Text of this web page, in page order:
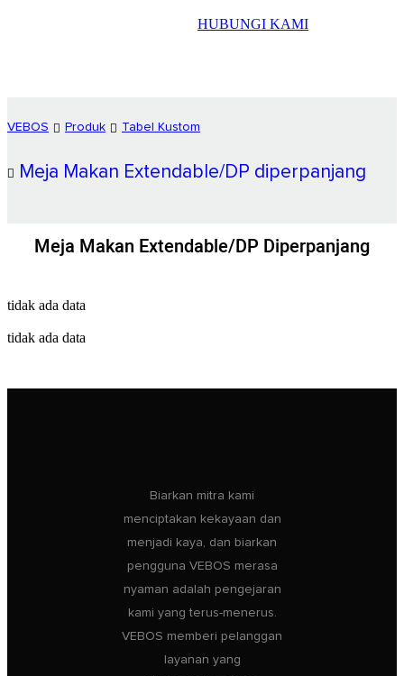
HUBUNGI KAMI
VEBOS Produk Tabel Kustom
Meja Makan Extendable/DP diperpanjang
Meja Makan Extendable/DP Diperpanjang
tidak ada data
tidak ada data
Biarkan mitra kami
menciptakan kekayaan dan
menjadi kaya, dan biarkan
pengguna VEBOS merasa
nyaman adalah pengejaran
kami yang terus-menerus.
VEBOS memberi pelanggan
layanan yang